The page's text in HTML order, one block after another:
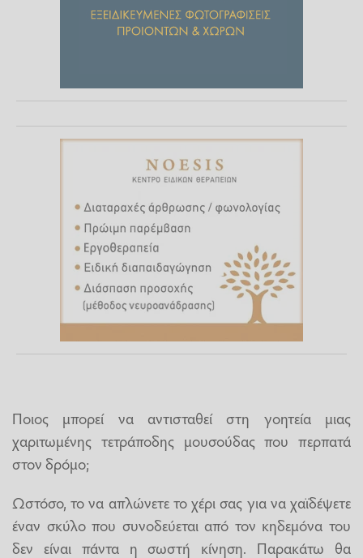
Ποιος μπορεί να αντισταθεί στη γοητεία μιας
χαριτωμένης τετράποδης μουσούδας που περπατά
στον δρόμο;
Ωστόσο, το να απλώνετε το χέρι σας για να χαϊδέψετε
έναν σκύλο που συνοδεύεται από τον κηδεμόνα του
δεν είναι πάντα η σωστή κίνηση. Παρακάτω θα